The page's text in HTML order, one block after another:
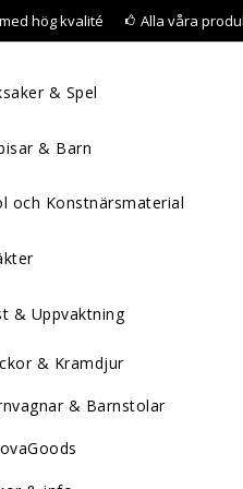
hög kvalité Alla våra
& Spel
& Barn
och Konstnärsmaterial
& Uppvaktning
& Kramdjur
& Barnstolar